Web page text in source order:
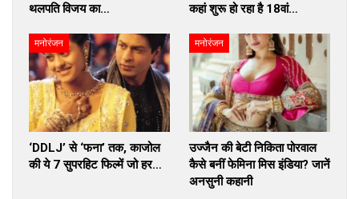
थलपति विजय का…
कहां शुरू हो रहा है 18वां…
मनोरंजन
‘DDLJ’ से ‘फना’ तक, काजोल
की ये 7 सुपरहिट फिल्में जो हर…
मनोरंजन
उज्जैन की बेटी निकिता पोरवाल
कैसे बनीं फेमिना मिस इंडिया? जानें
अनसुनी कहानी